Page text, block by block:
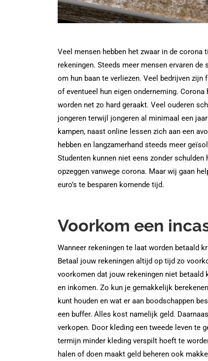
Veel mensen hebben het zwaar in de corona
rekeningen. Steeds meer mensen ervaren
om hun baan te verliezen. Veel bedrijven
of eventueel hun eigen onderneming.
worden net zo hard geraakt. Veel ouderen
jongeren terwijl jongeren al minimaal een
kampen, naast online lessen zich aan een
hebben en langzamerhand steeds meer
Studenten kunnen niet eens zonder
opzeggen vanwege corona. Maar wij gaan
euro’s te besparen komende tijd.
Voorkom een
Wanneer rekeningen te laat worden betaald
Betaal jouw rekeningen altijd op tijd zo
voorkomen dat jouw rekeningen niet betaald
en inkomen. Zo kun je gemakkelijk
kunt houden en wat er aan boodschappen
een buffer. Alles kost namelijk geld.
verkopen. Door kleding een tweede leven te
termijn minder kleding verspilt hoeft te
halen of doen maakt geld beheren ook